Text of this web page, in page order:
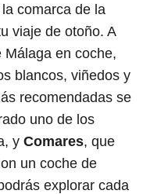
comarca de la
viaje de otoño. A
Málaga en coche,
blancos, viñedos y
recomendadas se
uno de los
y Comares, que
un coche de
explorar cada